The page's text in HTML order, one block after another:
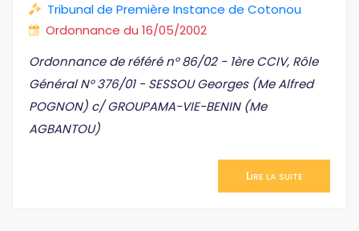
Tribunal de Première Instance de Cotonou
Ordonnance du 16/05/2002
Ordonnance de référé n° 86/02 - 1ère CCIV, Rôle
Général N° 376/01 - SESSOU Georges (Me Alfred
POGNON) c/ GROUPAMA-VIE-BENIN (Me
AGBANTOU)
Lire la suite